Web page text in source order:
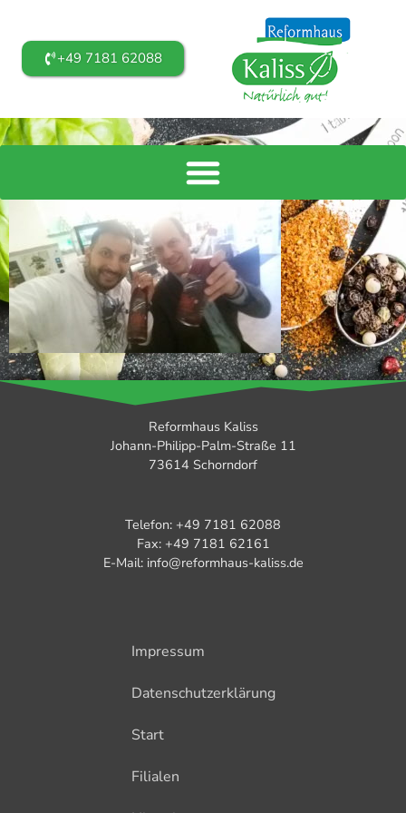
+49 7181 62088
Reformhaus Kaliss
Johann-Philipp-Palm-Straße 11
73614 Schorndorf
Telefon: +49 7181 62088
Fax: +49 7181 62161
E-Mail: info@reformhaus-kaliss.de
Impressum
Datenschutzerklärung
Start
Filialen